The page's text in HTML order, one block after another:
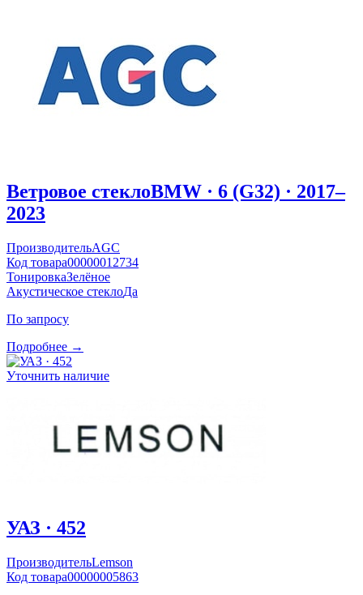
Ветровое стеклоBMW · 6 (G32) · 2017–
2023
ПроизводительAGC
Код товара00000012734
ТонировкаЗелёное
Акустическое стеклоДа
По запросу
Подробнее →
Уточнить наличие
УАЗ · 452
ПроизводительLemson
Код товара00000005863